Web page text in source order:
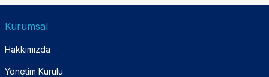
Kurumsal
Hakkımızda
Yönetim Kurulu